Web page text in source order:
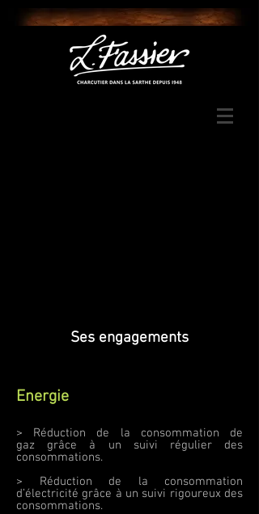
Ses engagements
Energie
> Réduction de la consommation de
gaz grâce à un suivi régulier des
consommations.
> Réduction de la consommation
d’électricité grâce à un suivi rigoureux des
consommations.